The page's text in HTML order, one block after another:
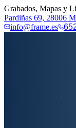
Grabados, Mapas y
Pardiñas 69, 28006
info@frame.es